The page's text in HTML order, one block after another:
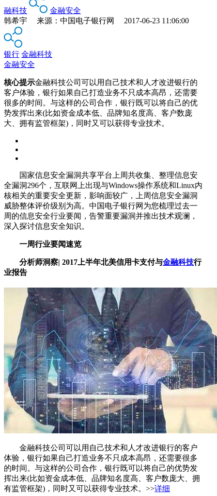
融科技
金融安全
韩希宇 来源：中国电子银行网 2017-06-23 11:06:00
银行 金融科技
金融安全
核心提示金融科技公司可以用自己技术和人才改进银行的
客户体验，银行如果自己打造业务不只成本高昂，还需要
很多的时间。与这样的公司合作，银行既可以将自己的优
势发挥出来(比如资金成本低、品牌知名度高、客户数庞
大、拥有监管框架)，同时又可以获得专业技术。
国家信息安全漏洞共享平台上周共收集、整理信息安
全漏洞296个，互联网上出现与Windows操作系统和Linux内
核相关的重要安全更新，影响面较广，上周信息安全漏洞
威胁整体评价级别为高。中国电子银行网为您梳理过去一
周的信息安全行业要闻，告警重要漏洞并推出技术观澜，
深入探讨信息安全知识。
一周行业要闻速览
分析师洞察| 2017上半年北美信用卡支付与金融科技行
业报告
金融科技公司可以用自己技术和人才改进银行的客户
体验，银行如果自己打造业务不只成本高昂，还需要很多
的时间。与这样的公司合作，银行既可以将自己的优势发
挥出来(比如资金成本低、品牌知名度高、客户数庞大、拥
有监管框架)，同时又可以获得专业技术。>>详细